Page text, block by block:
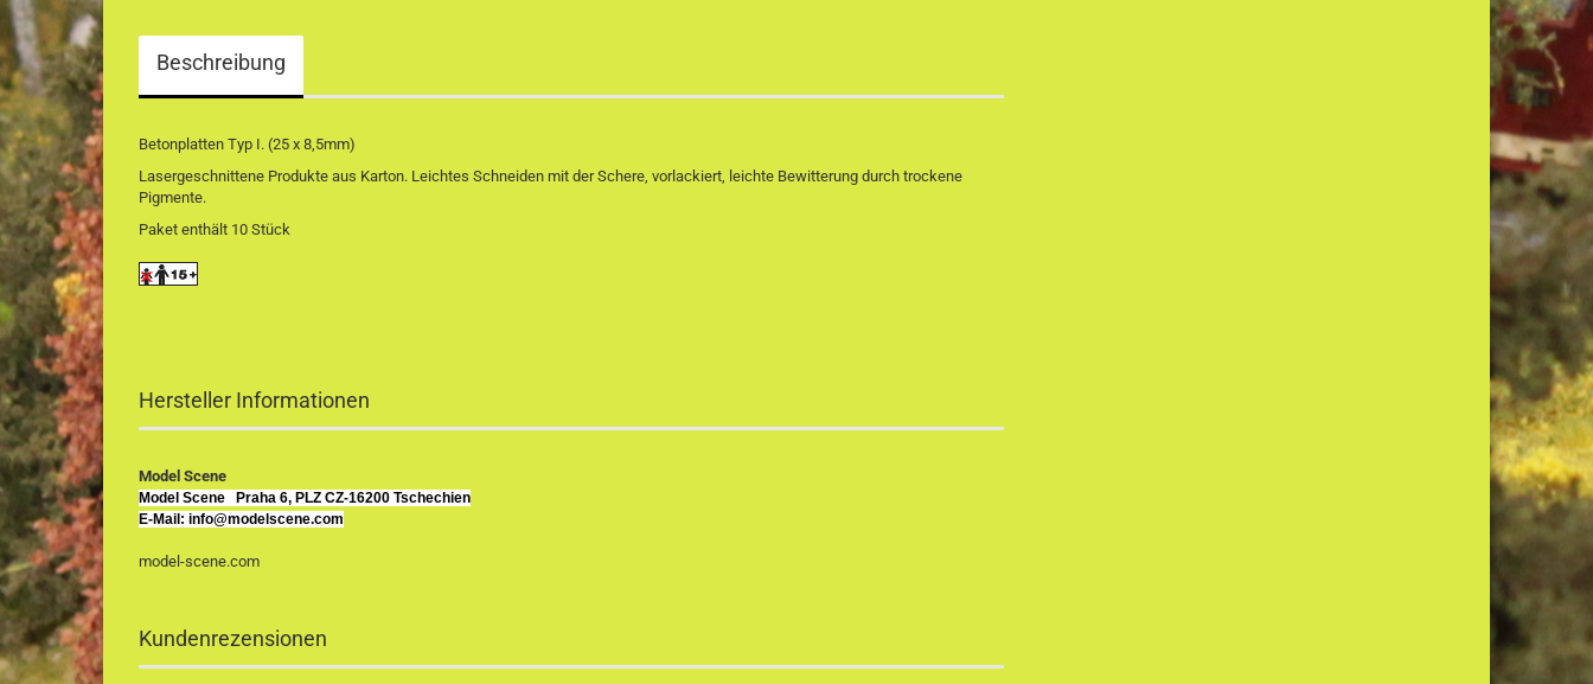
Beschreibung
Betonplatten Typ I. (25 x 8,5mm)
Lasergeschnittene Produkte aus Karton. Leichtes Schneiden mit der Schere, vorlackiert, leichte Bewitterung durch trockene
Pigmente.
Paket enthält 10 Stück
Hersteller Informationen
Model Scene
Model Scene
Praha 6, PLZ CZ-16200 Tschechien
E-Mail: info@modelscene.com
model-scene.com
Kundenrezensionen